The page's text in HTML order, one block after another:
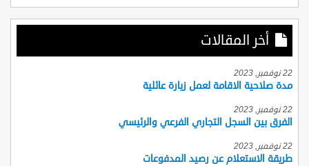
أخر المقالات
22 نوفمبر, 2023
مدة صلاحية الاقامة لعمل زيارة عائلية
22 نوفمبر, 2023
الفرق بين السجل التجاري الفرعي والرئيسي
22 نوفمبر, 2023
طريقة الاستعلام عن رصيد المدفوعات